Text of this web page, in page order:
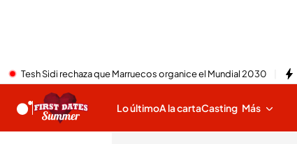
Tesh Sidi rechaza que Marruecos organice el Mundial 2030
Lo últimoA la cartaCasting Más